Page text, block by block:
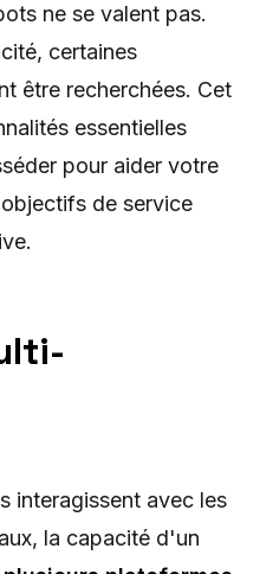
ne se valent pas.
certaines
être recherchées. Cet
essentielles
pour aider votre
de service
interagissent avec les
la capacité d'un